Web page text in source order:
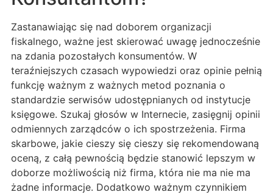
Zastanawiając się nad doborem organizacji
fiskalnego, ważne jest skierować uwagę jednocześnie
na zdania pozostałych konsumentów. W
teraźniejszych czasach wypowiedzi oraz opinie pełnią
funkcję ważnym z ważnych metod poznania o
standardzie serwisów udostępnianych od instytucje
księgowe. Szukaj głosów w Internecie, zasięgnij opinii
odmiennych zarządców o ich spostrzeżenia. Firma
skarbowe, jakie cieszy się cieszy się rekomendowaną
oceną, z całą pewnością będzie stanowić lepszym w
doborze możliwością niż firma, która nie ma nie ma
żadne informacje. Dodatkowo ważnym czynnikiem